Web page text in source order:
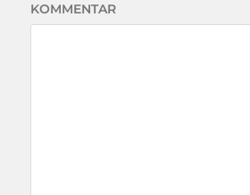
KOMMENTAR